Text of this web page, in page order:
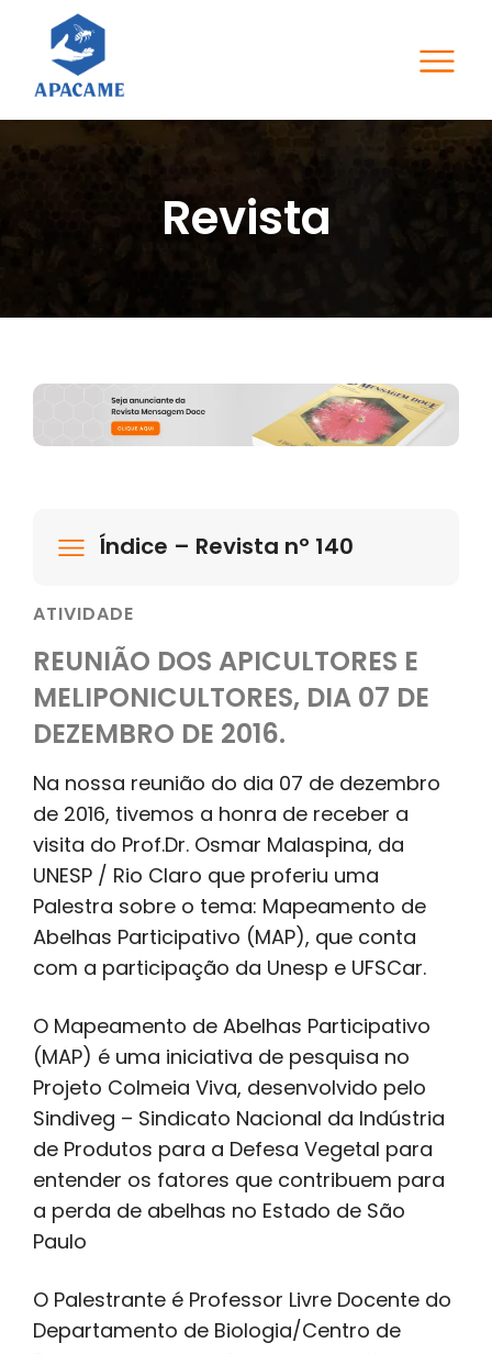
Revista
Índice – Revista nº 140
ATIVIDADE
REUNIÃO DOS APICULTORES E
MELIPONICULTORES, DIA 07 DE
DEZEMBRO DE 2016.
Na nossa reunião do dia 07 de dezembro
de 2016, tivemos a honra de receber a
visita do Prof.Dr. Osmar Malaspina, da
UNESP / Rio Claro que proferiu uma
Palestra sobre o tema: Mapeamento de
Abelhas Participativo (MAP), que conta
com a participação da Unesp e UFSCar.
O Mapeamento de Abelhas Participativo
(MAP) é uma iniciativa de pesquisa no
Projeto Colmeia Viva, desenvolvido pelo
Sindiveg – Sindicato Nacional da Indústria
de Produtos para a Defesa Vegetal para
entender os fatores que contribuem para
a perda de abelhas no Estado de São
Paulo
O Palestrante é Professor Livre Docente do
Departamento de Biologia/Centro de